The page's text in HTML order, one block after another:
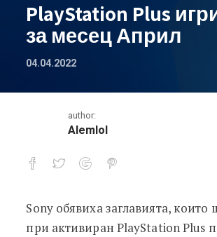
PlayStation Plus
за месец Април
04.04.2022
author:
Alemlol
PlayStation Plus игрите
Sony обявиха заглавията,
при активиран PlayStation Plus